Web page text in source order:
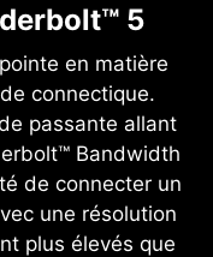
5
en matière
connectique.
passante allant
Bandwidth
de connecter un
une résolution
plus élevés que